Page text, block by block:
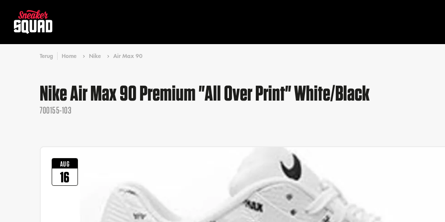
Terug Home Nike Air Max 90
Nike Air Max 90 Premium "All Over Print" White/Black
700155-103
AUG
16